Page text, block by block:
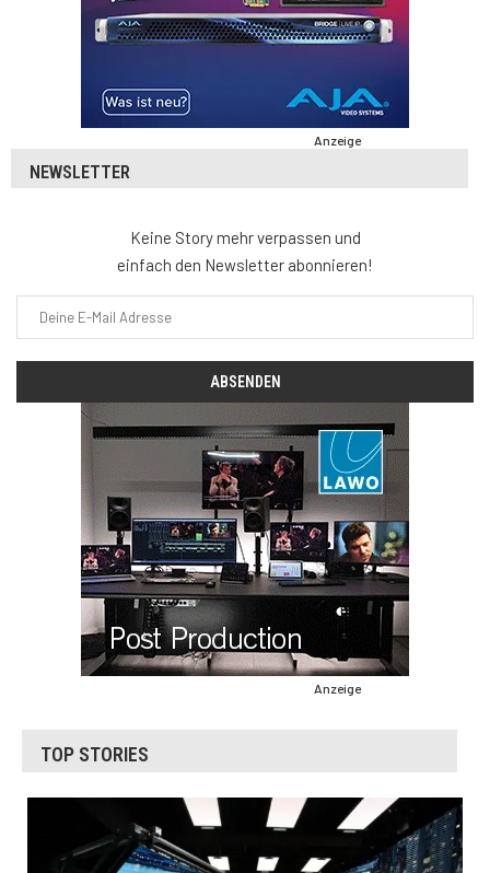
Anzeige
NEWSLETTER
Keine Story mehr verpassen und
einfach den Newsletter abonnieren!
Anzeige
TOP STORIES